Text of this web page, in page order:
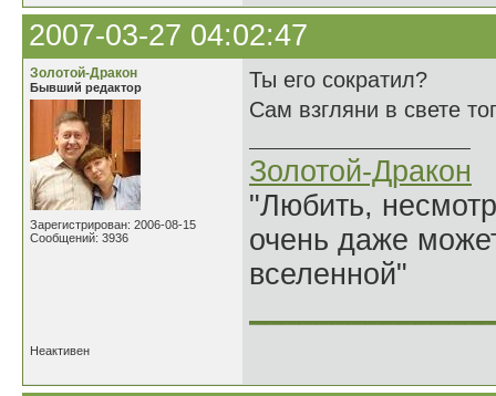
2007-03-27 04:02:47
Золотой-Дракон
Бывший редактор
Зарегистрирован: 2006-08-15
Сообщений: 3936
Ты его сократил?
Сам взгляни в свете
Золотой-Дракон
"Любить,
очень даже
вселенной"
Неактивен